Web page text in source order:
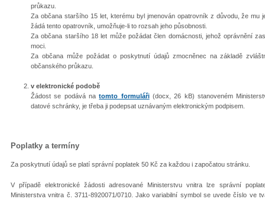
průkazu.
Za občana staršího 15 let, kterému byl jmenován opatrovník z důvodu, že mu
žádá tento opatrovník, umožňuje-li to rozsah jeho působnosti.
Za občana staršího 18 let může požádat člen domácnosti, jehož oprávnění
moci.
Za občana může požádat o poskytnutí údajů zmocněnec na základě
občanského průkazu.
v elektronické podobě
Žádost se podává natomto formuláři(docx, 26 kB) stanoveném
datové schránky, je třeba ji podepsat uznávaným elektronickým podpisem.
Poplatky a termíny
Za poskytnutí údajů se platí správní poplatek 50 Kč za každou i započatou stránku.
V případě elektronické žádosti adresované Ministerstvu vnitra lze správní
Ministerstva vnitra č. 3711-8920071/0710. Jako variabilní symbol se uvede číslo ve